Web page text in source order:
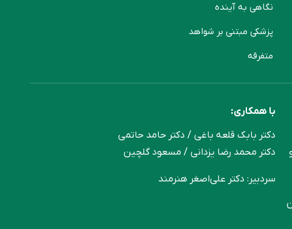
نگاهی به آینده
پزشکی مبتنی بر شواهد
متفرقه
با همکاری:
دکتر بابک قلعه‌ باغی / دکتر حامد حاتمی
دکتر محمد رضا یزدانی / مسعود گلچین
سردبیر: دکتر علی‌اصغر هنرمند